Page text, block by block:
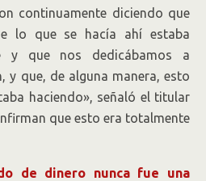
continuamente diciendo que
lo que se hacía ahí estaba
y que nos dedicábamos a
y que, de alguna manera, esto
haciendo», señaló el titular
que esto era totalmente
de dinero nunca fue una